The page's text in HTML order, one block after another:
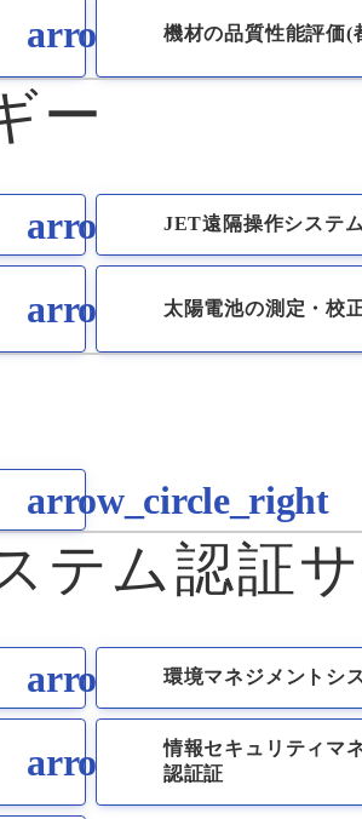
機材の品質性能評価(
ー
JET遠隔操作システ
太陽電池の測定・校
テム認証
環境マネジメントシ
情報セキュリティマ
認証証